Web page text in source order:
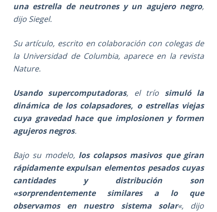
una estrella de neutrones y un agujero negro,
dijo Siegel.
Su artículo, escrito en colaboración con colegas de
la Universidad de Columbia, aparece en la revista
Nature.
Usando supercomputadoras, el trío simuló la
dinámica de los colapsadores, o estrellas viejas
cuya gravedad hace que implosionen y formen
agujeros negros.
Bajo su modelo, los colapsos masivos que giran
rápidamente expulsan elementos pesados cuyas
cantidades y distribución son
«sorprendentemente similares a lo que
observamos en nuestro sistema solar«, dijo